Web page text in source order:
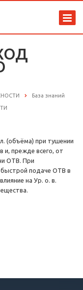
База знаний
(объёма) при тушении
и, прежде всего, от
ОТВ. При
быстрой подаче ОТВ в
на Ур. о. в.